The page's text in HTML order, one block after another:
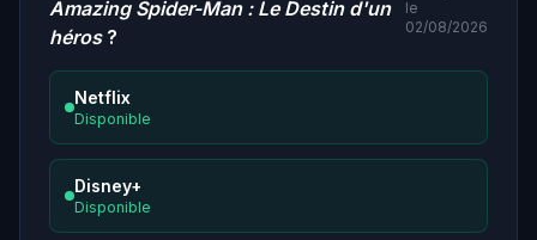
Amazing Spider-Man : Le Destin d'un
héros?
le
02/08/2026
Netflix
Disponible
Disney+
Disponible